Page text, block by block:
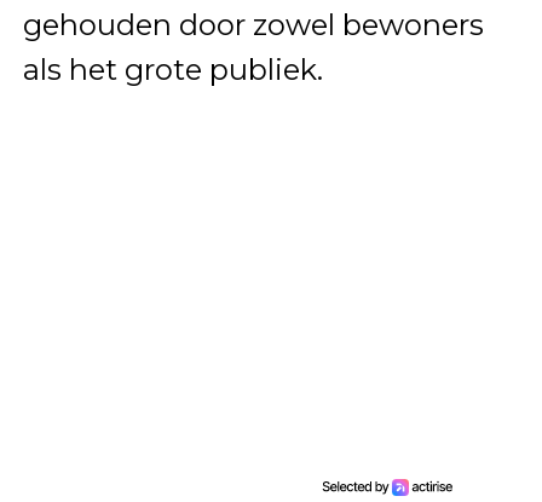
gehouden door zowel bewoners
als het grote publiek.